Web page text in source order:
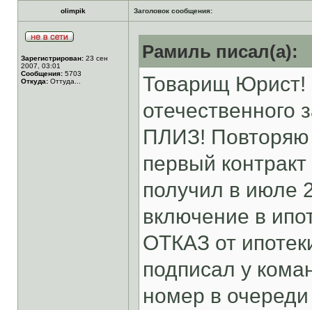
olimpik Заголовок сообщения:
Зарегистрирован: 23 сен
2007, 03:01
Сообщения: 5703
Откуда: Оттуда...
Рамиль писал(а):
Товарищ Юрист!
ПЛИЗ! Повторяю
первый
получил в июле
включение в
ОТКАЗ от
подписал у
номер в